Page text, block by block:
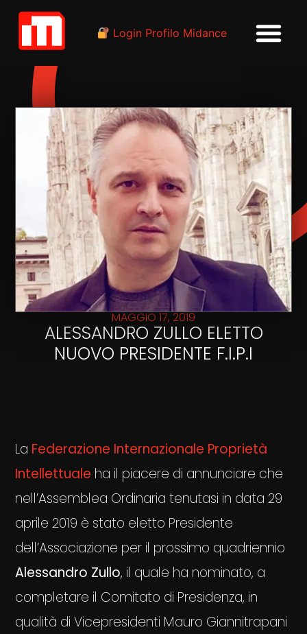
Login Profilo Midance
MAGGIO 17, 2019
ALESSANDRO ZULLO ELETTO
NUOVO PRESIDENTE F.I.P.I
La Federazione Internazionale Proprietà
Intellettuale ha il piacere di annunciare che
nell’Assemblea Ordinaria tenutasi in data 29
aprile 2019 è stato eletto Presidente
dell’Associazione per il prossimo quadriennio
Alessandro Zullo, il quale ha nominato, a
completare il Comitato di Presidenza, in
qualità di Vicepresidenti Mauro Giannitrapani